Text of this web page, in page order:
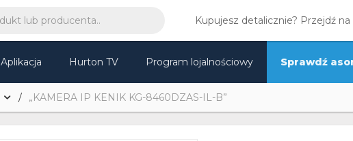
Kupujesz detalicznie? Przejdź na
Aplikacja Hurton TV Program lojalnościowy Sprawdź
„KAMERA IP KENIK KG-8460DZAS-IL-B”